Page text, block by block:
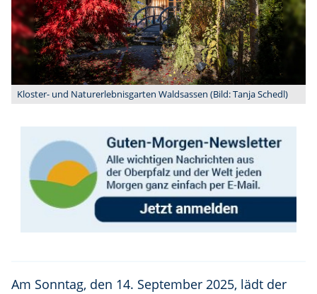
Kloster- und Naturerlebnisgarten Waldsassen (Bild: Tanja Schedl)
Am Sonntag, den 14. September 2025, lädt der